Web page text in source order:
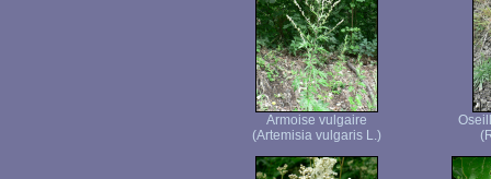
Armoise vulgaire
(Artemisia vulgaris L.)